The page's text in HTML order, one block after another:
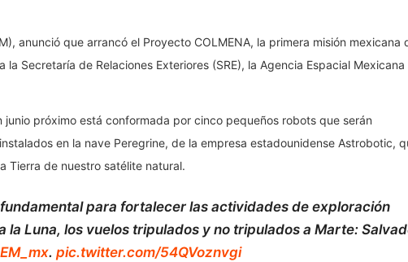
anunció que arrancó el Proyecto COLMENA, la primera misión mexicana
Secretaría de Relaciones Exteriores (SRE), la Agencia Espacial Mexicana
junio próximo está conformada por cinco pequeños robots que serán
en la nave Peregrine, de la empresa estadounidense Astrobotic,
Tierra de nuestro satélite natural.
para fortalecer las actividades de exploración
la Luna, los vuelos tripulados y no tripulados a Marte:
. pic.twitter.com/54QVoznvgi